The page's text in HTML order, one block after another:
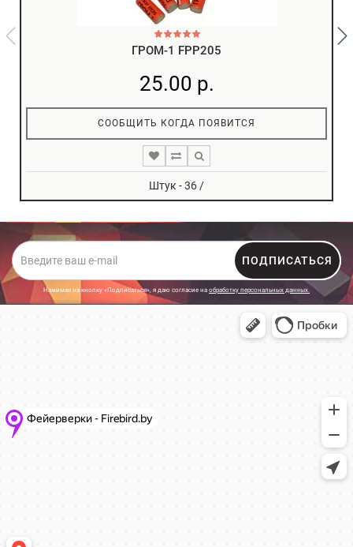
ГРОМ-1 FPP205
25.00 р.
СООБЩИТЬ КОГДА ПОЯВИТСЯ
Штук - 36 /
ПОДПИСАТЬСЯ
Нажимая на кнопку «Подписаться», я даю cогласие на обработку персональных данных.